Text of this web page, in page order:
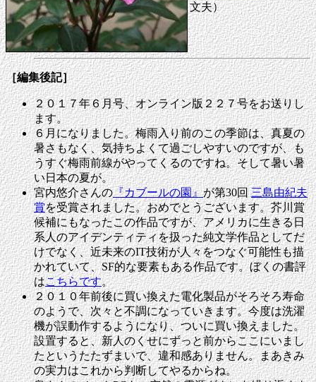
文夫）
［編集後記］
２０１７年６月号、オンライン版２２７号をお送りし
ます。
６月になりました。梅雨入り前のこの季節は、真夏の
暑さもなく、気持ちよくて過ごしやすいのですが、も
うすぐ梅雨前線がやってくるのですね。そして暑い暑
い日本の夏が。
宮内悠介さんの『カブールの園』が第30回三島由紀夫
賞を受賞されました。おめでとうございます。芥川賞
候補にもなったこの作品ですが、アメリカに生きる日
系人のアイデンティティを扱った純文学作品としてだ
けでなく、近未来のIT技術が人々をつなぐ可能性も描
かれていて、SF的な要素もある作品です。ぼくの書評
はこちらです。
２０１０年前後に買い換えた電化製品がそろそろ寿命
のようで、次々と不調になっていきます。今度は洗濯
機が誤動作するようになり、ついに買い換えました。
設置すると、新人のくせにずっと前からここにいまし
たというたたずまいで、違和感ありません。まあきみ
の実力はこれから判断してやるからね。